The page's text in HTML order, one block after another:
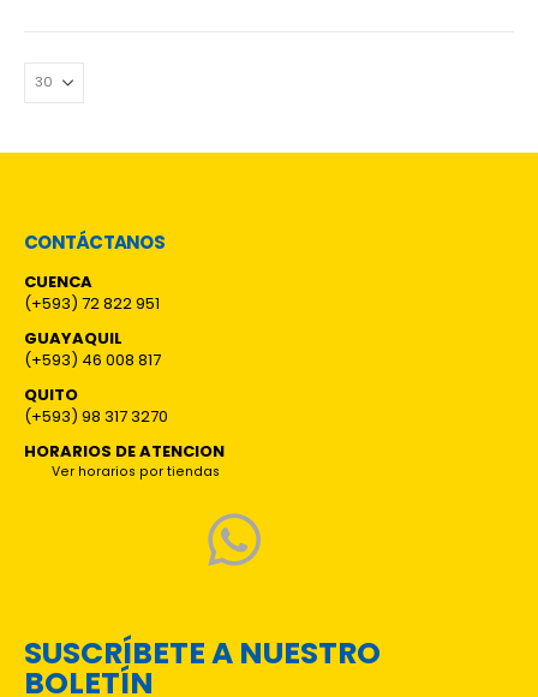
CONTÁCTANOS
CUENCA
(+593) 72 822 951
GUAYAQUIL
(+593) 46 008 817
QUITO
(+593) 98 317 3270
HORARIOS DE ATENCION
Ver horarios por tiendas
SUSCRÍBETE A NUESTRO
BOLETÍN